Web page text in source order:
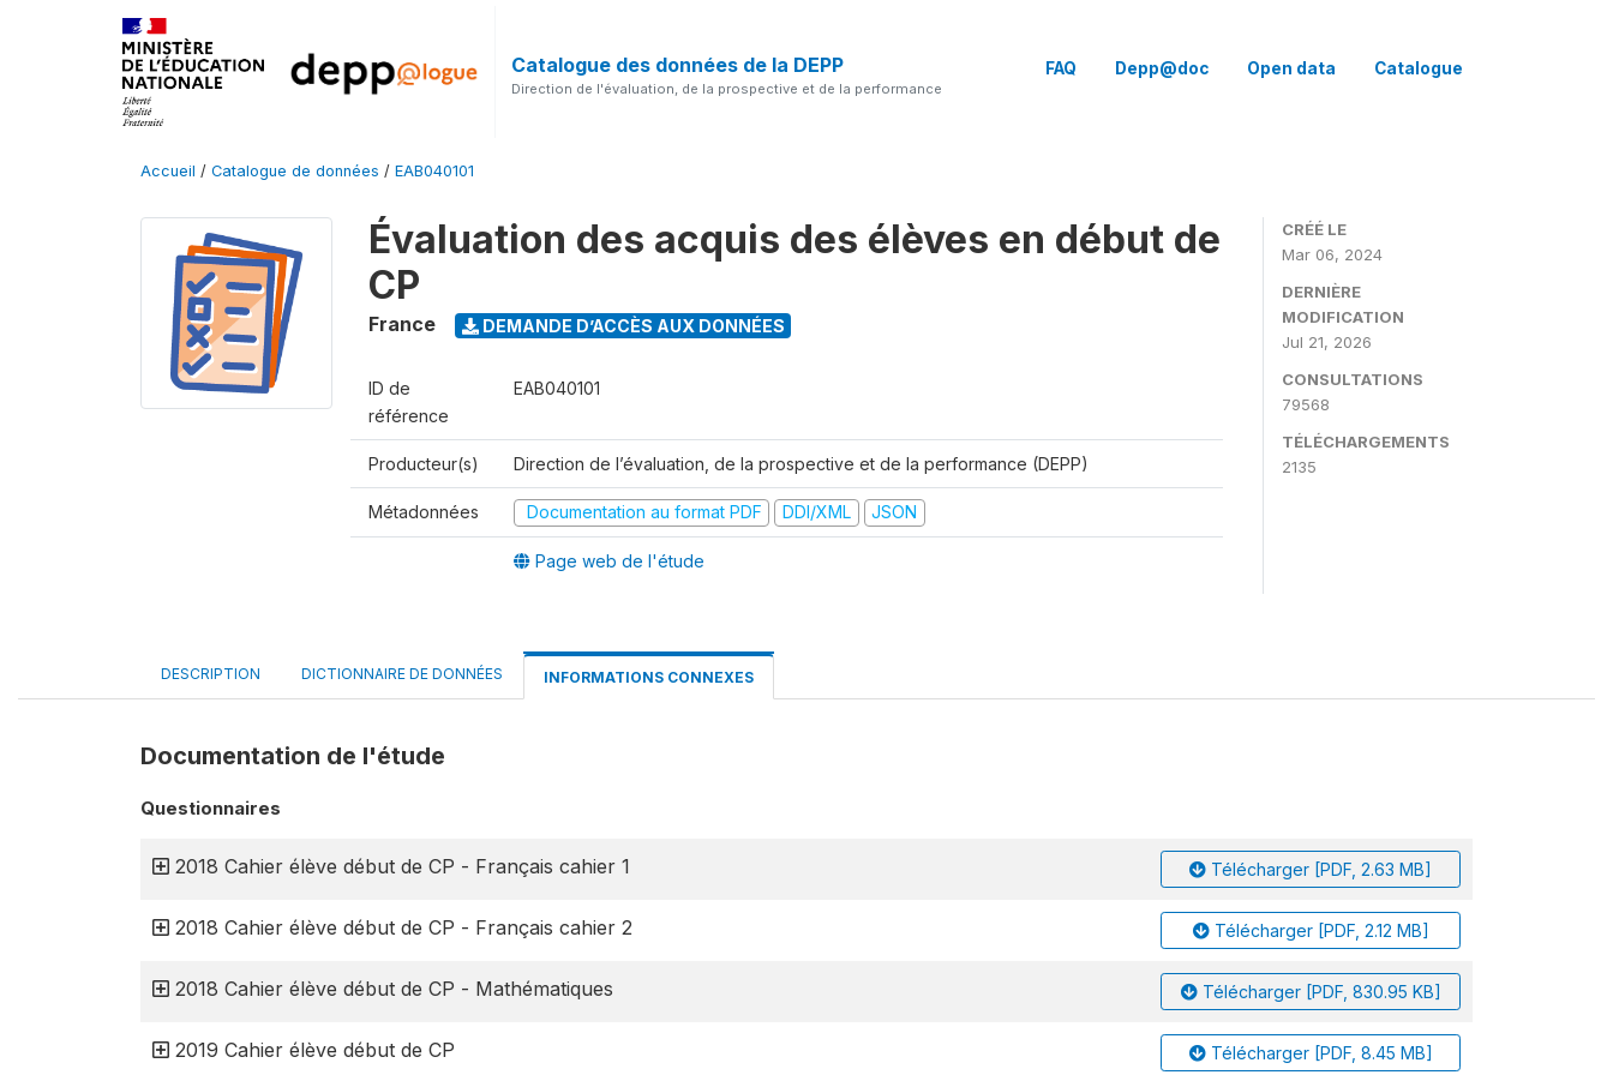
Catalogue des données de la DEPP
Direction de l'évaluation, de la prospective et de la performance
FAQ Depp@doc Open data Catalogue
Accueil / Catalogue de données / EAB040101
Évaluation des acquis des élèves en début de
CP
France DEMANDE D’ACCÈS AUX DONNÉES
ID de
référence
EAB040101
Producteur(s) Direction de l’évaluation, de la prospective et de la performance (DEPP)
Métadonnées Documentation au format PDF DDI/XML JSON
Page web de l'étude
CRÉÉ LE
Mar 06, 2024
DERNIÈRE
MODIFICATION
Jul 21, 2026
CONSULTATIONS
79568
TÉLÉCHARGEMENTS
2135
DESCRIPTION DICTIONNAIRE DE DONNÉES INFORMATIONS CONNEXES
Documentation de l'étude
Questionnaires
2018 Cahier élève début de CP - Français cahier 1 Télécharger [PDF, 2.63 MB]
2018 Cahier élève début de CP - Français cahier 2 Télécharger [PDF, 2.12 MB]
2018 Cahier élève début de CP - Mathématiques Télécharger [PDF, 830.95 KB]
2019 Cahier élève début de CP Télécharger [PDF, 8.45 MB]